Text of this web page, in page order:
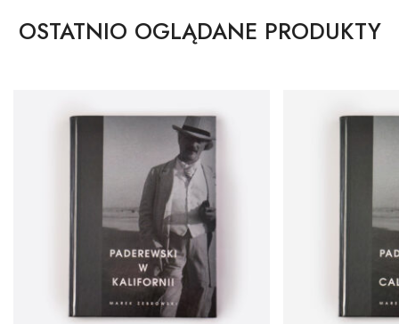
OSTATNIO OGLĄDANE PRODUKTY